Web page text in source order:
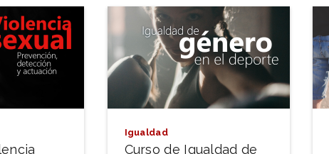
Igualdad
Curso de Igualdad de